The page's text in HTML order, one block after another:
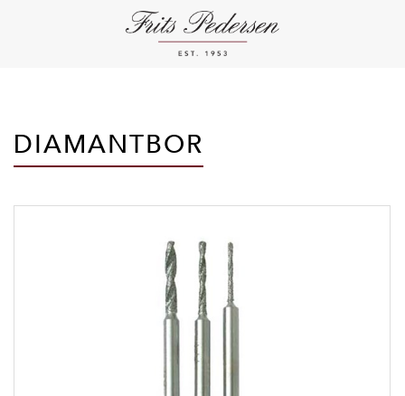
DIAMANTBOR